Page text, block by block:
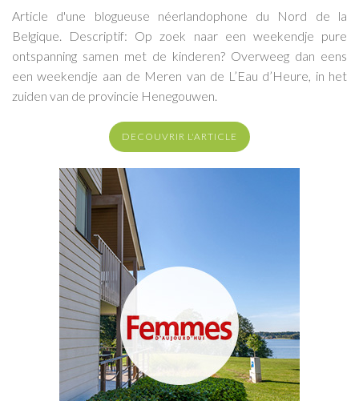
Article d'une blogueuse néerlandophone du Nord de la
Belgique. Descriptif: Op zoek naar een weekendje pure
ontspanning samen met de kinderen? Overweeg dan eens
een weekendje aan de Meren van de L’Eau d’Heure, in het
zuiden van de provincie Henegouwen.
DECOUVRIR L'ARTICLE